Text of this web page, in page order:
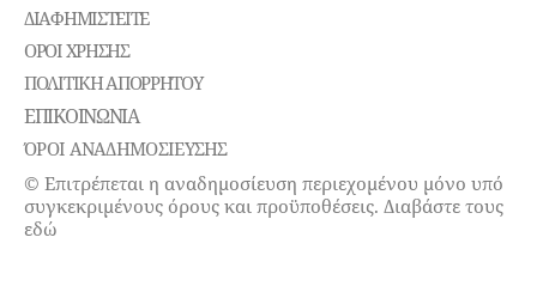
ΔΙΑΦΗΜΙΣΤΕΊΤΕ
ΌΡΟΙ ΧΡΉΣΗΣ
ΠΟΛΙΤΙΚΉ ΑΠΟΡΡΉΤΟΥ
ΕΠΙΚΟΙΝΩΝΊΑ
ΌΡΟΙ ΑΝΑΔΗΜΟΣΙΕΥΣΗΣ
© Επιτρέπεται η αναδημοσίευση περιεχομένου μόνο υπό
συγκεκριμένους όρους και προϋποθέσεις. Διαβάστε τους
εδώ